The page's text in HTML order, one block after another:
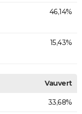
46,14%
15,43%
Vauvert
33,68%